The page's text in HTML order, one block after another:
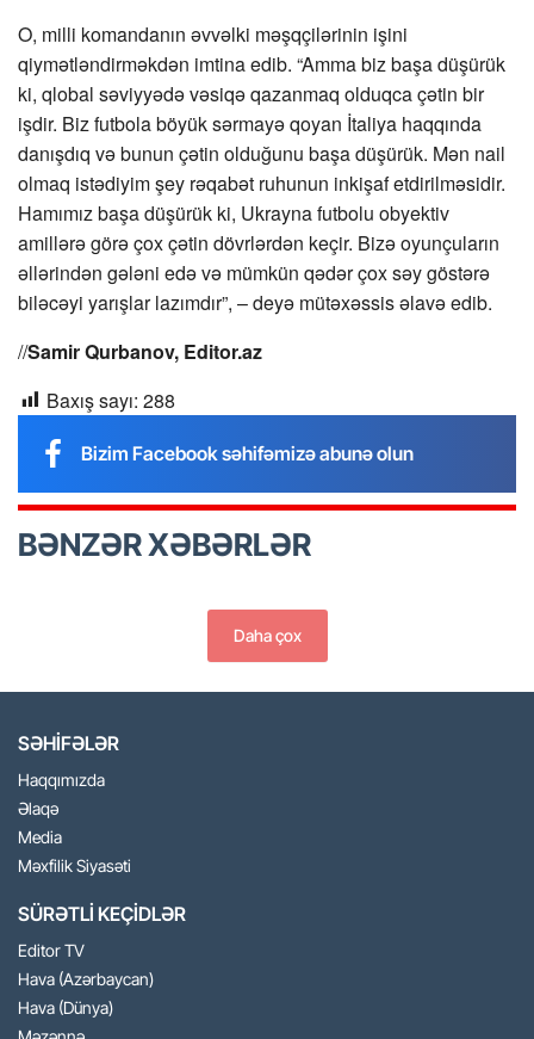
O, milli komandanın əvvəlki məşqçilərinin işini
qiymətləndirməkdən imtina edib. “Amma biz başa düşürük
ki, qlobal səviyyədə vəsiqə qazanmaq olduqca çətin bir
işdir. Biz futbola böyük sərmayə qoyan İtaliya haqqında
danışdıq və bunun çətin olduğunu başa düşürük. Mən nail
olmaq istədiyim şey rəqabət ruhunun inkişaf etdirilməsidir.
Hamımız başa düşürük ki, Ukrayna futbolu obyektiv
amillərə görə çox çətin dövrlərdən keçir. Bizə oyunçuların
əllərindən gələni edə və mümkün qədər çox səy göstərə
biləcəyi yarışlar lazımdır”, – deyə mütəxəssis əlavə edib.
//Samir Qurbanov, Editor.az
Baxış sayı: 288
Bizim Facebook səhifəmizə abunə olun
BƏNZƏR XƏBƏRLƏR
Daha çox
SƏHİFƏLƏR
Haqqımızda
Əlaqə
Media
Məxfilik Siyasəti
SÜRƏTLİ KEÇİDLƏR
Editor TV
Hava (Azərbaycan)
Hava (Dünya)